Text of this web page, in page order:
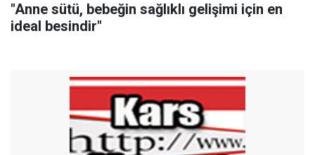
"Anne sütü, bebeğin sağlıklı gelişimi için en
ideal besindir"